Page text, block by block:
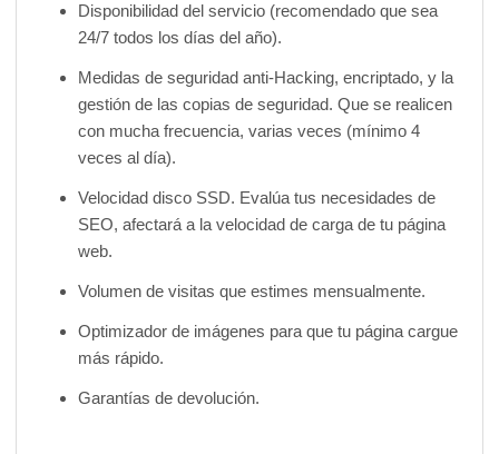
Disponibilidad del servicio (recomendado que sea
24/7 todos los días del año).
Medidas de seguridad anti-Hacking, encriptado, y la
gestión de las copias de seguridad. Que se realicen
con mucha frecuencia, varias veces (mínimo 4
veces al día).
Velocidad disco SSD. Evalúa tus necesidades de
SEO, afectará a la velocidad de carga de tu página
web.
Volumen de visitas que estimes mensualmente.
Optimizador de imágenes para que tu página cargue
más rápido.
Garantías de devolución.